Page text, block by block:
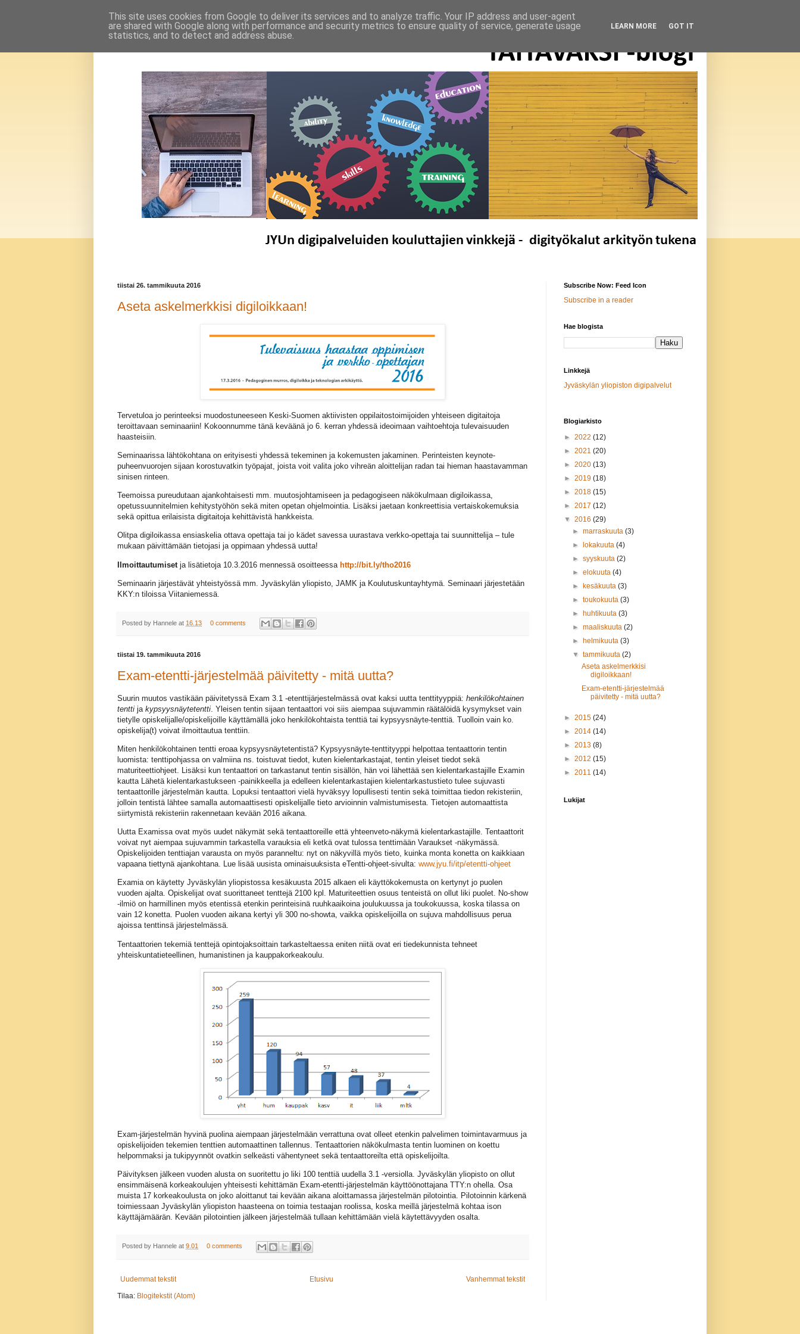
tiistai 26. tammikuuta 2016
Aseta askelmerkkisi digiloikkaan!
Tervetuloa jo perinteeksi muodostuneeseen Keski-Suomen aktiivisten oppilaitostoimijoiden yhteiseen digitaitoja
teroittavaan seminaariin! Kokoonnumme tänä keväänä jo 6. kerran yhdessä ideoimaan vaihtoehtoja tulevaisuuden
haasteisiin.
Seminaarissa lähtökohtana on erityisesti yhdessä tekeminen ja kokemusten jakaminen. Perinteisten keynote-
puheenvuorojen sijaan korostuvatkin työpajat, joista voit valita joko vihreän aloittelijan radan tai hieman haastavamman
sinisen rinteen.
Teemoissa pureudutaan ajankohtaisesti mm. muutosjohtamiseen ja pedagogiseen näkökulmaan digiloikassa,
opetussuunnitelmien kehitystyöhön sekä miten opetan ohjelmointia. Lisäksi jaetaan konkreettisia vertaiskokemuksia
sekä opittua erilaisista digitaitoja kehittävistä hankkeista.
Olitpa digiloikassa ensiaskelia ottava opettaja tai jo kädet savessa uurastava verkko-opettaja tai suunnittelija – tule
mukaan päivittämään tietojasi ja oppimaan yhdessä uutta!
Ilmoittautumiset ja lisätietoja 10.3.2016 mennessä osoitteessa http://bit.ly/tho2016
Seminaarin järjestävät yhteistyössä mm. Jyväskylän yliopisto, JAMK ja Koulutuskuntayhtymä. Seminaari järjestetään
KKY:n tiloissa Viitaniemessä.
Posted by Hannele at 16.13 0 comments
tiistai 19. tammikuuta 2016
Exam-etentti-järjestelmää päivitetty - mitä uutta?
Suurin muutos vastikään päivitetyssä Exam 3.1 -etenttijärjestelmässä ovat kaksi uutta tenttityyppiä: henkilökohtainen
tentti ja kypsyysnäytetentti . Yleisen tentin sijaan tentaattori voi siis aiempaa sujuvammin räätälöidä kysymykset vain
tietylle opiskelijalle/opiskelijoille käyttämällä joko henkilökohtaista tenttiä tai kypsyysnäyte-tenttiä. Tuolloin vain ko.
opiskelija(t) voivat ilmoittautua tenttiin.
Miten henkilökohtainen tentti eroaa kypsyysnäytetentistä? Kypsyysnäyte-tenttityyppi helpottaa tentaattorin tentin
luomista: tenttipohjassa on valmiina ns. toistuvat tiedot, kuten kielentarkastajat, tentin yleiset tiedot sekä
maturiteettiohjeet. Lisäksi kun tentaattori on tarkastanut tentin sisällön, hän voi lähettää sen kielentarkastajille Examin
kautta Lähetä kielentarkastukseen -painikkeella ja edelleen kielentarkastajien kielentarkastustieto tulee sujuvasti
tentaattorille järjestelmän kautta. Lopuksi tentaattori vielä hyväksyy lopullisesti tentin sekä toimittaa tiedon rekisteriin,
jolloin tentistä lähtee samalla automaattisesti opiskelijalle tieto arvioinnin valmistumisesta. Tietojen automaattista
siirtymistä rekisteriin rakennetaan kevään 2016 aikana.
Uutta Examissa ovat myös uudet näkymät sekä tentaattoreille että yhteenveto-näkymä kielentarkastajille. Tentaattorit
voivat nyt aiempaa sujuvammin tarkastella varauksia eli ketkä ovat tulossa tenttimään Varaukset -näkymässä.
Opiskelijoiden tenttiajan varausta on myös paranneltu: nyt on näkyvillä myös tieto, kuinka monta konetta on kaikkiaan
vapaana tiettynä ajankohtana. Lue lisää uusista ominaisuuksista eTentti-ohjeet-sivulta: www.jyu.fi/itp/etentti-ohjeet
Examia on käytetty Jyväskylän yliopistossa kesäkuusta 2015 alkaen eli käyttökokemusta on kertynyt jo puolen
vuoden ajalta. Opiskelijat ovat suorittaneet tenttejä 2100 kpl. Maturiteettien osuus tenteistä on ollut liki puolet. No-show
-ilmiö on harmillinen myös etentissä etenkin perinteisinä ruuhkaaikoina joulukuussa ja toukokuussa, koska tilassa on
vain 12 konetta. Puolen vuoden aikana kertyi yli 300 no-showta, vaikka opiskelijoilla on sujuva mahdollisuus perua
ajoissa tenttinsä järjestelmässä.
Tentaattorien tekemiä tenttejä opintojaksoittain tarkasteltaessa eniten niitä ovat eri tiedekunnista tehneet
yhteiskuntatieteellinen, humanistinen ja kauppakorkeakoulu.
Exam-järjestelmän hyvinä puolina aiempaan järjestelmään verrattuna ovat olleet etenkin palvelimen toimintavarmuus ja
opiskelijoiden tekemien tenttien automaattinen tallennus. Tentaattorien näkökulmasta tentin luominen on koettu
helpommaksi ja tukipyynnöt ovatkin selkeästi vähentyneet sekä tentaattoreilta että opiskelijoilta.
Päivityksen jälkeen vuoden alusta on suoritettu jo liki 100 tenttiä uudella 3.1 -versiolla. Jyväskylän yliopisto on ollut
ensimmäisenä korkeakoulujen yhteisesti kehittämän Exam-etentti-järjestelmän käyttöönottajana TTY:n ohella. Osa
muista 17 korkeakoulusta on joko aloittanut tai kevään aikana aloittamassa järjestelmän pilotointia. Pilotoinnin kärkenä
toimiessaan Jyväskylän yliopiston haasteena on toimia testaajan roolissa, koska meillä järjestelmä kohtaa ison
käyttäjämäärän. Kevään pilotointien jälkeen järjestelmää tullaan kehittämään vielä käytettävyyden osalta.
Posted by Hannele at 9.01 0 comments
Uudemmat tekstit Vanhemmat tekstit
Etusivu
Tilaa: Blogitekstit (Atom)
Subscribe Now: Feed Icon
Subscribe in a reader
Hae blogista
Linkkejä
Jyväskylän yliopiston digipalvelut
Blogiarkisto
► 2022 (12)
► 2021 (20)
► 2020 (13)
► 2019 (18)
► 2018 (15)
► 2017 (12)
▼ 2016 (29)
►marraskuuta(3)
►
lokakuuta(4)
►syyskuuta(2)
►elokuuta(4)
►
kesäkuuta(3)
►toukokuuta(3)
►
huhtikuuta(3)
►maaliskuuta(2)
►
helmikuuta(3)
▼tammikuuta(2)
Aseta askelmerkkisi
digiloikkaan!
Exam-etentti-järjestelmää
päivitetty - mitä uutta?
► 2015 (24)
► 2014 (14)
► 2013 (8)
► 2012 (15)
► 2011 (14)
Lukijat
This site uses cookies from Google to deliver its services and to analyze traffic. Your IP address and user-agent
are shared with Google along with performance and security metrics to ensure quality of service, generate usage
statistics, and to detect and address abuse.
LEARN MORE GOT IT